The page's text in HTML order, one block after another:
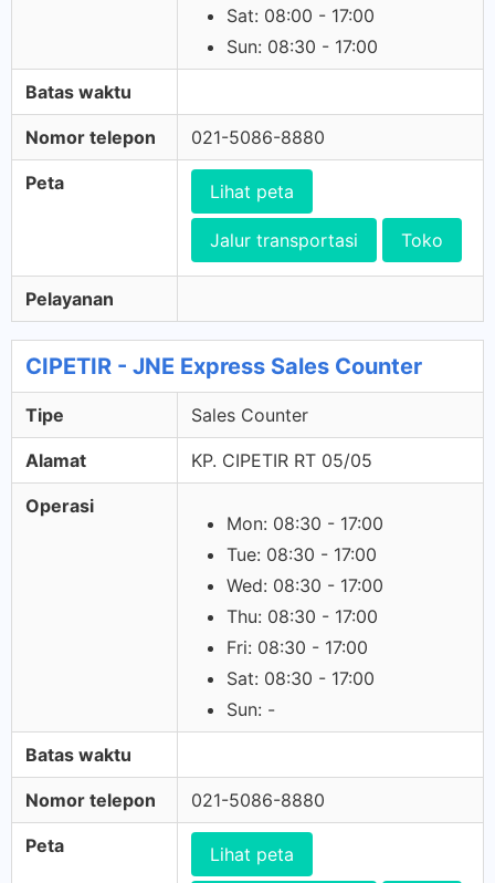
Sat: 08:00 - 17:00
Sun: 08:30 - 17:00
Batas waktu
Nomor telepon 021-5086-8880
Peta Lihat peta
Jalur transportasi Toko
Pelayanan
CIPETIR - JNE Express Sales Counter
Tipe Sales Counter
Alamat KP. CIPETIR RT 05/05
Operasi
Mon: 08:30 - 17:00
Tue: 08:30 - 17:00
Wed: 08:30 - 17:00
Thu: 08:30 - 17:00
Fri: 08:30 - 17:00
Sat: 08:30 - 17:00
Sun: -
Batas waktu
Nomor telepon 021-5086-8880
Peta Lihat peta